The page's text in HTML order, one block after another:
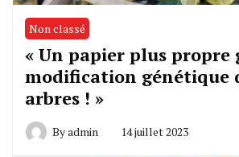
Non classé
« Un papier plus propre
modification génétique
arbres ! »
Byadmin 14 juillet 2023